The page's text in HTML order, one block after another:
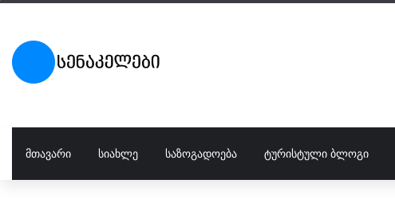
ᲛᲗᲐᲕᲐᲠᲘ ᲡᲘᲐᲮᲚᲔ ᲡᲐᲖᲝᲒᲐᲓᲝᲔᲑᲐ ᲢᲣᲠᲘᲡᲢᲣᲚᲘ ᲑᲚᲝᲒᲘ